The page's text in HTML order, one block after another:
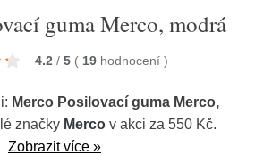
guma Merco, modrá
4.2 / 5 ( 19 hodnocení )
Merco Posilovací guma Merco,
značky Mercov akci za 550 Kč.
Zobrazit více »